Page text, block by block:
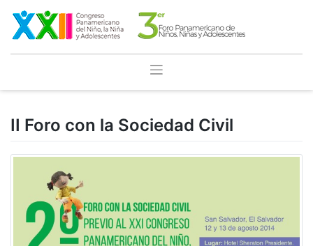
contenido
II Foro con la Sociedad Civil